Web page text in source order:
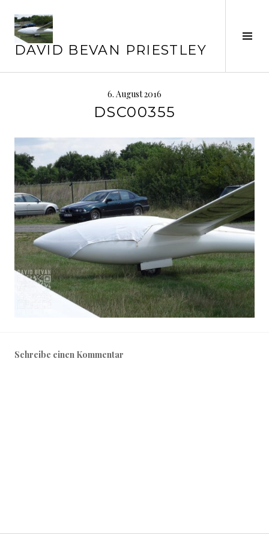
zum
Inhalt
DAVID BEVAN PRIESTLEY
6. August 2016
DSC00355
Schreibe einen Kommentar